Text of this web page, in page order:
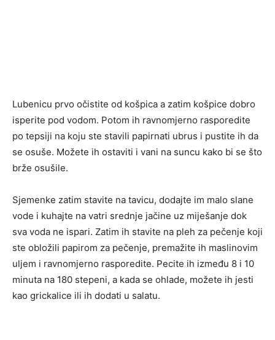
Lubenicu prvo očistite od košpica a zatim košpice dobro
isperite pod vodom. Potom ih ravnomjerno rasporedite
po tepsiji na koju ste stavili papirnati ubrus i pustite ih da
se osuše. Možete ih ostaviti i vani na suncu kako bi se što
brže osušile.
Sjemenke zatim stavite na tavicu, dodajte im malo slane
vode i kuhajte na vatri srednje jačine uz miješanje dok
sva voda ne ispari. Zatim ih stavite na pleh za pečenje koji
ste obložili papirom za pečenje, premažite ih maslinovim
uljem i ravnomjerno rasporedite. Pecite ih između 8 i 10
minuta na 180 stepeni, a kada se ohlade, možete ih jesti
kao grickalice ili ih dodati u salatu.